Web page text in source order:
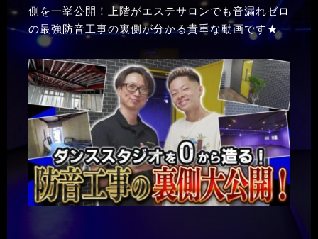
側を一挙公開！上階がエステサロンでも音漏れゼロ
の最強防音工事の裏側が分かる貴重な動画です★